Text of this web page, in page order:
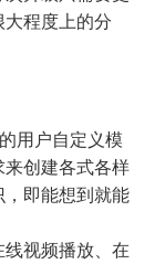
程度上的分
用户自定义模
创建各式各样
即能想到就能
视频播放、在